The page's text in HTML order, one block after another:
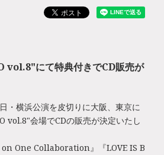
vol.8"にて特典付きでCD販売が
・横浜公演を皮切りに大阪、東京に
vol.8"会場でCDの販売が決定いたし
One Collaboration』『LOVE IS B